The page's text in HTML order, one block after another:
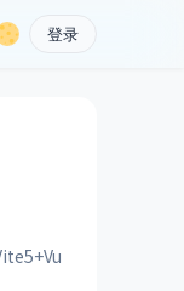
登录